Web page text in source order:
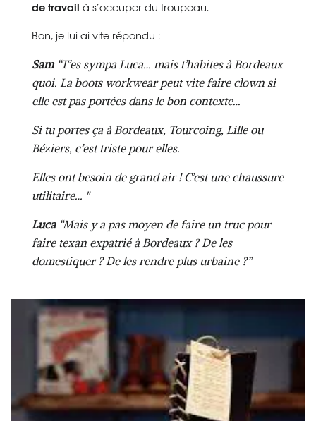
de travail à s’occuper du troupeau.
Bon, je lui ai vite répondu :
Sam“T’es sympa Luca… mais t’habites à Bordeaux
quoi. La boots workwear peut vite faire clown si
elle est pas portées dans le bon contexte…
Si tu portes ça à Bordeaux, Tourcoing, Lille ou
Béziers, c’est triste pour elles.
Elles ont besoin de grand air ! C’est une chaussure
utilitaire… "
Luca “Mais y a pas moyen de faire un truc pour
faire texan expatrié à Bordeaux ? De les
domestiquer ? De les rendre plus urbaine ?”